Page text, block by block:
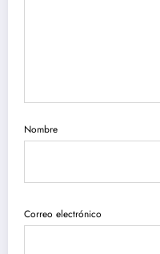
Nombre
Correo electrónico